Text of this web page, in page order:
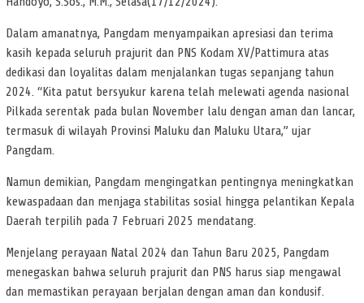
Dalam amanatnya, Pangdam menyampaikan apresiasi dan terima
kasih kepada seluruh prajurit dan PNS Kodam XV/Pattimura atas
dedikasi dan loyalitas dalam menjalankan tugas sepanjang tahun
2024. “Kita patut bersyukur karena telah melewati agenda nasional
Pilkada serentak pada bulan November lalu dengan aman dan lancar,
termasuk di wilayah Provinsi Maluku dan Maluku Utara,” ujar
Pangdam.
Namun demikian, Pangdam mengingatkan pentingnya meningkatkan
kewaspadaan dan menjaga stabilitas sosial hingga pelantikan Kepala
Daerah terpilih pada 7 Februari 2025 mendatang.
Menjelang perayaan Natal 2024 dan Tahun Baru 2025, Pangdam
menegaskan bahwa seluruh prajurit dan PNS harus siap mengawal
dan memastikan perayaan berjalan dengan aman dan kondusif.